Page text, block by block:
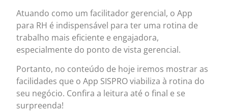
Atuando como um facilitador gerencial, o App
para RH é indispensável para ter uma rotina de
trabalho mais eficiente e engajadora,
especialmente do ponto de vista gerencial.
Portanto, no conteúdo de hoje iremos mostrar as
facilidades que o App SISPRO viabiliza à rotina do
seu negócio. Confira a leitura até o final e se
surpreenda!